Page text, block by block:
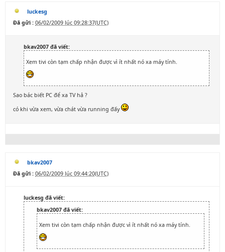
luckesg
Đã gửi : 06/02/2009 lúc 09:28:37(UTC)
bkav2007 đã viết:
Xem tivi còn tạm chấp nhận được vì ít nhất nó xa máy tính.
Sao bác biết PC để xa TV hả ?
có khi vừa xem, vừa chát vừa running đấy
bkav2007
Đã gửi : 06/02/2009 lúc 09:44:20(UTC)
luckesg đã viết:
bkav2007 đã viết:
Xem tivi còn tạm chấp nhận được vì ít nhất nó xa máy tính.